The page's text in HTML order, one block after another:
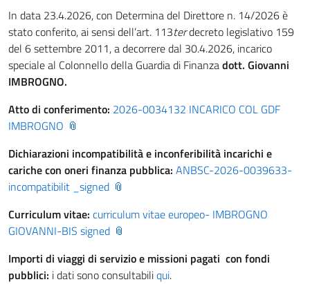
In data 23.4.2026, con Determina del Direttore n. 14/2026 è
stato conferito, ai sensi dell’art. 113terdecreto legislativo 159
del 6 settembre 2011, a decorrere dal 30.4.2026, incarico
speciale al Colonnello della Guardia di Finanzadott. Giovanni
IMBROGNO.
Atto di conferimento: 2026-0034132 INCARICO COL GDF
IMBROGNO
Dichiarazioni incompatibilità e inconferibilità incarichi e
cariche con oneri finanza pubblica: ANBSC-2026-0039633-
incompatibilit _signed
Curriculum vitae: curriculum vitae europeo- IMBROGNO
GIOVANNI-BIS signed
Importi di viaggi di servizio e missioni pagati con fondi
pubblici: i dati sono consultabiliqui.